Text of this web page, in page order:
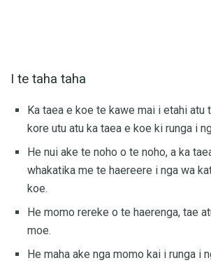
I te taha taha
Ka taea e koe te kawe mai i etahi atu
kore utu atu ka taea e koe ki runga i
He nui ake te noho o te noho, a ka
whakatika me te haereere i nga wa
koe.
He momo rereke o te haerenga, tae
moe.
He maha ake nga momo kai i runga i